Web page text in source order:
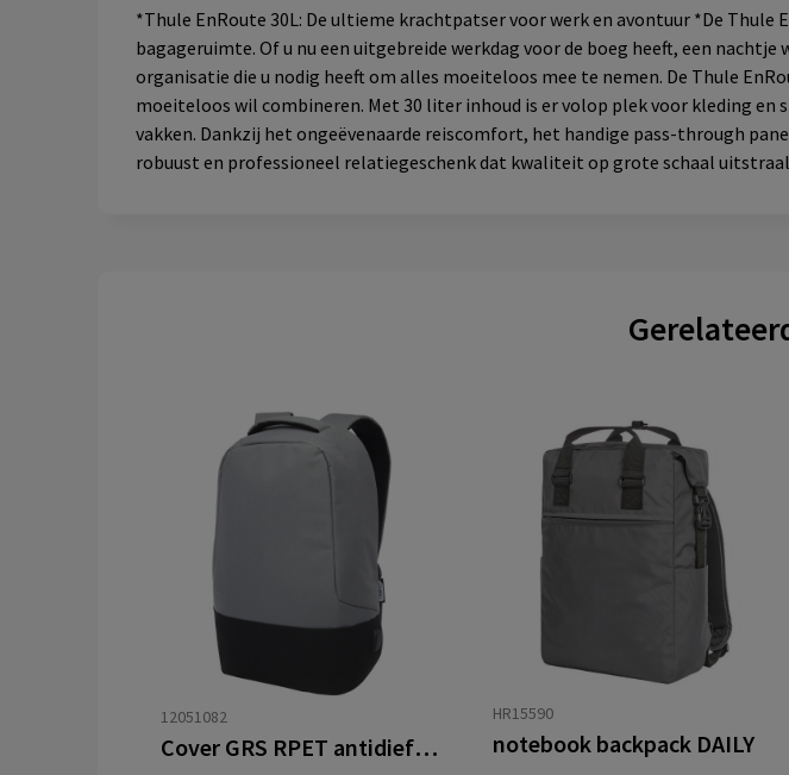
*Thule EnRoute 30L: De ultieme krachtpatser voor werk en avontuur *De Thule
bagageruimte. Of u nu een uitgebreide werkdag voor de boeg heeft, een
organisatie die u nodig heeft om alles moeiteloos mee te nemen. De Thule
moeiteloos wil combineren. Met 30 liter inhoud is er volop plek voor kleding
vakken. Dankzij het ongeëvenaarde reiscomfort, het handige pass-through
robuust en professioneel relatiegeschenk dat kwaliteit op grote schaal
12051082
Cover GRS RPET antidiefstalrugzak 18L
HR15590
notebook backpack DAILY